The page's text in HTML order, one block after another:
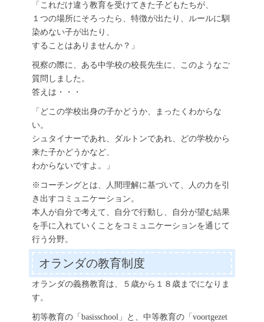
「これだけ違う教育を受けてきた子どもたちが、
１つの場所にそろったら、特徴が出たり、ルールに馴
染めない子が出たり、
することはありませんか？」
視察の際に、ある中学校の校長先生に、このようなご
質問しました。
答えは・・・
「どこの学校出身の子かどうか、まったくわからな
い。
シュタイナーであれ、ダルトンであれ、どの学校から
来た子かどうかなど、
わからないですよ。」
※コーチングとは、人間理解に基づいて、人の力を引
き出すコミュニケーション。
本人が自分で考えて、自分で行動し、自分が望む結果
を手に入れていくことをコミュニケーションを通じて
行う分野。
オランダの教育制度
オランダの義務教育は、５歳から１８歳までになりま
す。
初等教育の「basisschool」と、中等教育の「voortgezet